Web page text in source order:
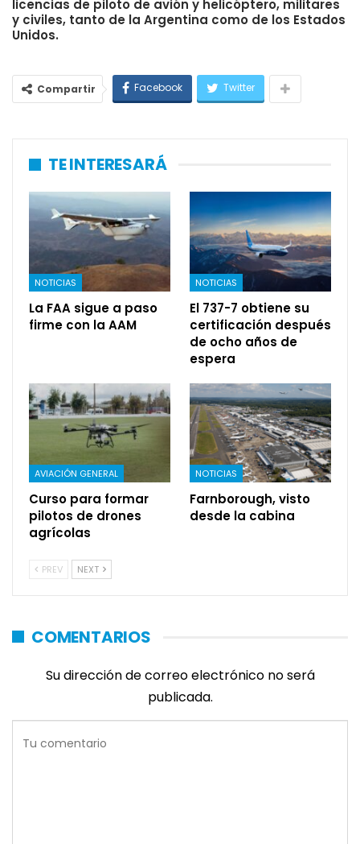
licencias de piloto de avión y helicóptero, militares
y civiles, tanto de la Argentina como de los Estados
Unidos.
Compartir Facebook Twitter
TE INTERESARÁ
NOTICIAS
La FAA sigue a paso
firme con la AAM
NOTICIAS
El 737-7 obtiene su
certificación después
de ocho años de
espera
AVIACIÓN GENERAL
Curso para formar
pilotos de drones
agrícolas
NOTICIAS
Farnborough, visto
desde la cabina
PREV NEXT
COMENTARIOS
Su dirección de correo electrónico no será
publicada.